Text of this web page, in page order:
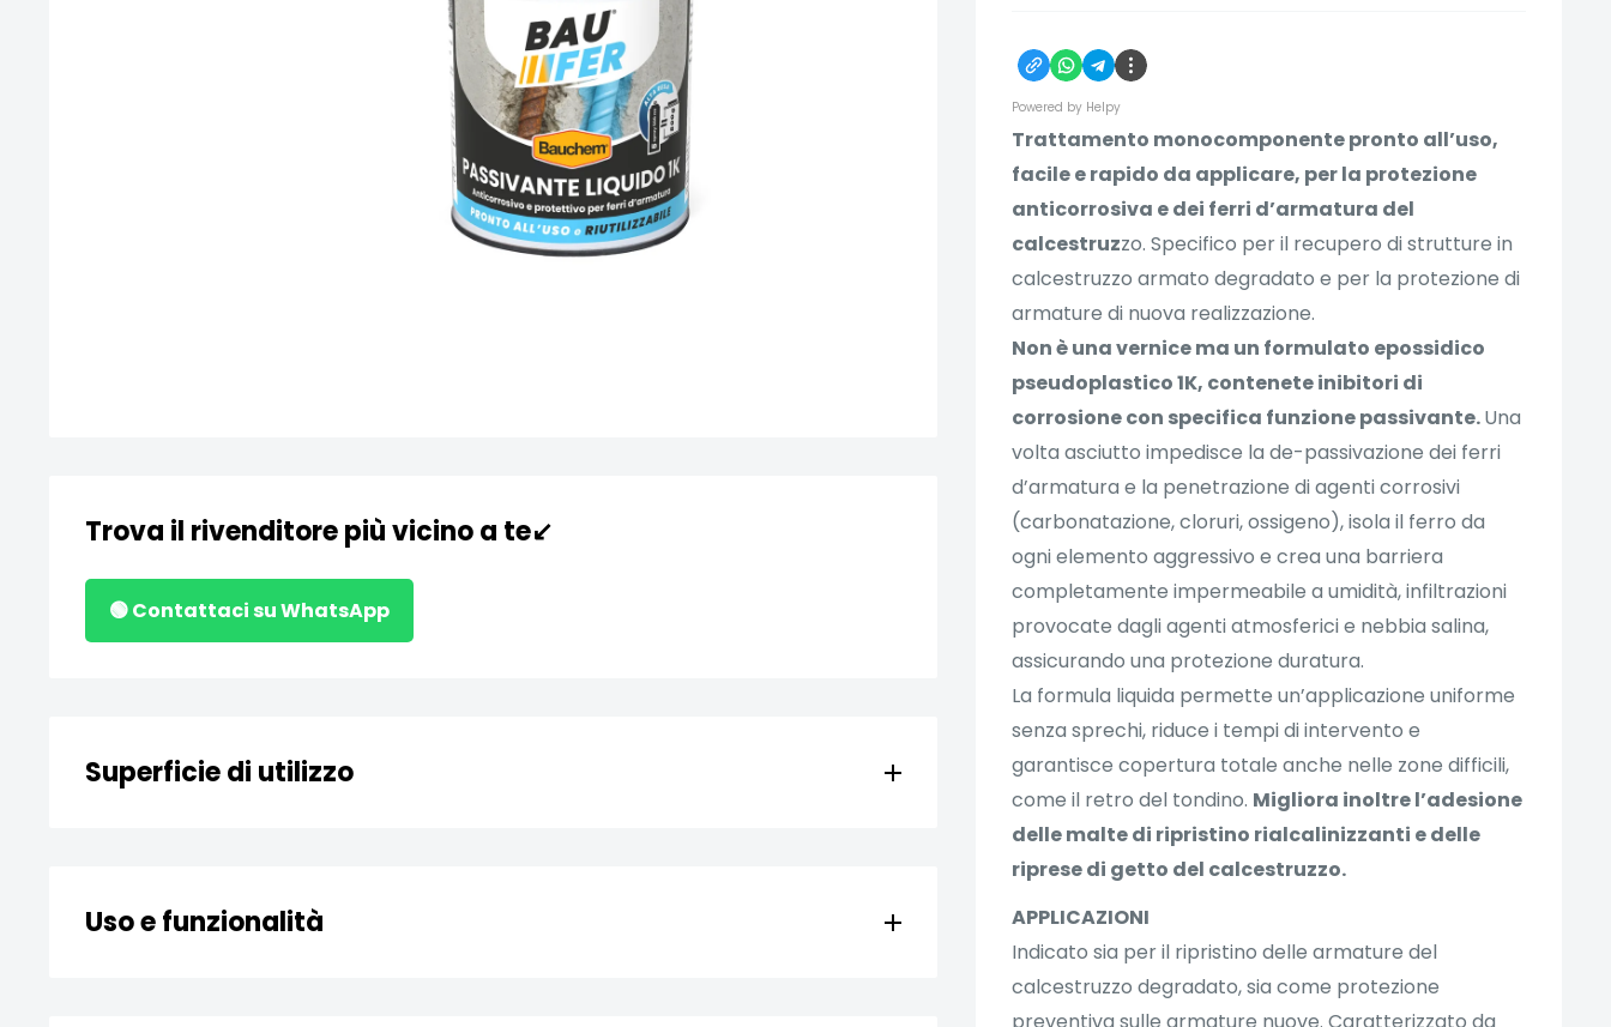
Powered by Helpy
Trattamento monocomponente pronto all’uso,
facile e rapido da applicare, per la protezione
anticorrosiva e dei ferri d’armatura del
calcestruzzo. Specifico per il recupero di strutture in
calcestruzzo armato degradato e per la protezione di
armature di nuova realizzazione.
Non è una vernice ma un formulato epossidico
pseudoplastico 1K, contenete inibitori di
corrosione con specifica funzione passivante.Una
volta asciutto impedisce la de-passivazione dei ferri
d’armatura e la penetrazione di agenti corrosivi
(carbonatazione, cloruri, ossigeno), isola il ferro da
ogni elemento aggressivo e crea una barriera
completamente impermeabile a umidità, infiltrazioni
provocate dagli agenti atmosferici e nebbia salina,
assicurando una protezione duratura.
La formula liquida permette un’applicazione uniforme
senza sprechi, riduce i tempi di intervento e
garantisce copertura totale anche nelle zone difficili,
come il retro del tondino. Migliora inoltre l’adesione
delle malte di ripristino rialcalinizzanti e delle
riprese di getto del calcestruzzo.
APPLICAZIONI
Indicato sia per il ripristino delle armature del
calcestruzzo degradato, sia come protezione
preventiva sulle armature nuove. Caratterizzato da
Trova il rivenditore più vicino a te↙️
🟢 Contattaci su WhatsApp
Superficie di utilizzo
Strutture in calcestruzzo
Uso e funzionalità